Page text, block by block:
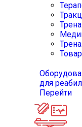
для
Перейти